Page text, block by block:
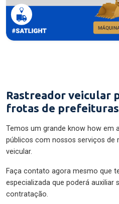
Rastreador veicular
frotas de
Temos um grande know how em
públicos com nossos serviços de
veicular.
Faça contato agora mesmo que
especializada que poderá auxiliar
contratação.